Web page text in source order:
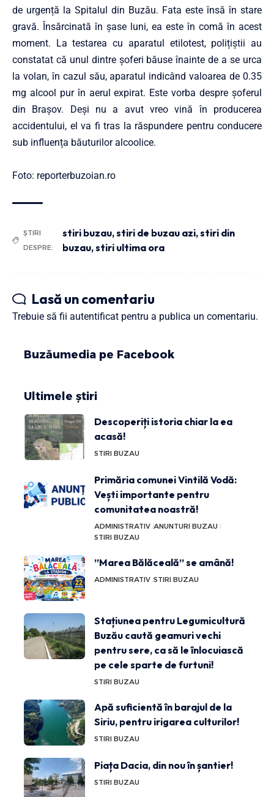
de urgență la Spitalul din Buzău. Fata este însă în stare
gravă. Însărcinată în șase luni, ea este în comă în acest
moment. La testarea cu aparatul etilotest, polițiștii au
constatat că unul dintre șoferi băuse înainte de a se urca
la volan, în cazul său, aparatul indicând valoarea de 0.35
mg alcool pur în aerul expirat. Este vorba despre șoferul
din Brașov. Deși nu a avut vreo vină în producerea
accidentului, el va fi tras la răspundere pentru conducere
sub influența băuturilor alcoolice.
Foto: reporterbuzoian.ro
ȘTIRI
DESPRE:
stiri buzau,stiri de buzau azi,stiri din
buzau,stiri ultima ora
Lasă un comentariu
Trebuie să fii autentificat pentru a publica un comentariu.
Buzăumedia pe Facebook
Ultimele știri
Descoperiți istoria chiar la ea
acasă!
STIRI BUZAU
Primăria comunei Vintilă Vodă:
Vești importante pentru
comunitatea noastră!
ADMINISTRATIV ANUNTURI BUZAU
STIRI BUZAU
”Marea Bălăceală” se amână!
ADMINISTRATIV STIRI BUZAU
Stațiunea pentru Legumicultură
Buzău caută geamuri vechi
pentru sere, ca să le înlocuiască
pe cele sparte de furtuni!
STIRI BUZAU
Apă suficientă în barajul de la
Siriu, pentru irigarea culturilor!
STIRI BUZAU
Piața Dacia, din nou în șantier!
STIRI BUZAU